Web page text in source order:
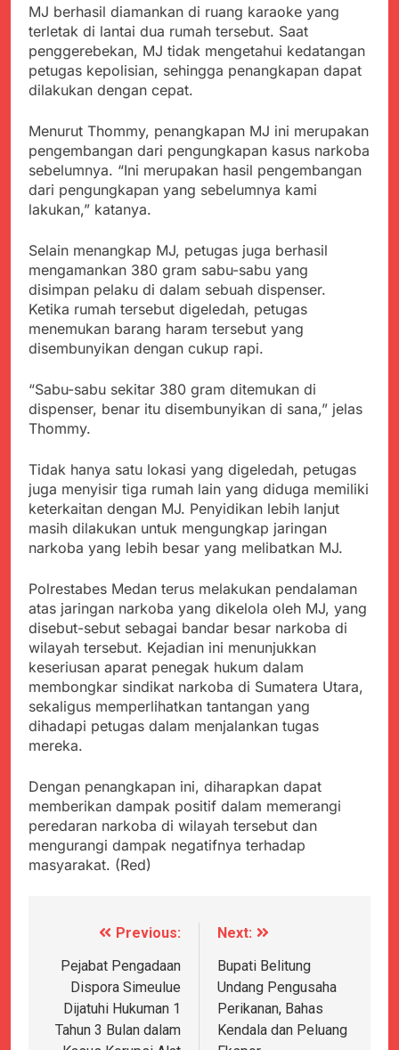
Koordinasikan dan
Berangkatkan Empat
Korban Kebakaran KMP
Mutiara Sentosa 2 ke
Posko Pusat Tg. Perak
Surabaya
Agustus 5, 2026
SMA Negeri Nyalindung
Sukabumi Diduga
Lakukan Pungutan
melalui Komite Sekolah,
Bertentangan dengan
Edaran Disdik Jabar
Agustus 4, 2026
Bantah Isu Mogok
Nasional TKBM: “Belum
Ada Keputusan Resmi”
Agustus 3, 2026
Menjelajahi Potensi
Alam dan Kehangatan
Gotong Royong di
Agustus 3, 2026
Ditemukan, Polisi
Pastikan Penanganan
Berjalan Sesuai
Prosedur
Agustus 3, 2026
Kapolresta Sumenep
Sambut Kedatangan
Korban Evakuasi KM
Mutiara Sentosa 2 di
Pelabuhan Kalianget
Agustus 3, 2026
Bukti Transfer dan Janji
Bertemu di Jalan
Kedekatan Kepala KUA
Pabuaran dengan Istri
Warga Mengemuka
Sekdis Pendidikan Buka
Rakor Dewan
Langsung Turun
Lapangan Temui Warga
Desa Paseraman yang
Lumpuh dan Hidup
Sebatang Kara
Agustus 3, 2026
Poktan Kadupugur
Laksanakan Program
Oplah Non Rawa dan
PJIT 2026, Dukung
bagi Petani
Agustus 2, 2026
MJ berhasil diamankan di ruang karaoke yang
terletak di lantai dua rumah tersebut. Saat
penggerebekan, MJ tidak mengetahui kedatangan
petugas kepolisian, sehingga penangkapan dapat
dilakukan dengan cepat.
Menurut Thommy, penangkapan MJ ini merupakan
pengembangan dari pengungkapan kasus narkoba
sebelumnya. “Ini merupakan hasil pengembangan
dari pengungkapan yang sebelumnya kami
lakukan,” katanya.
Selain menangkap MJ, petugas juga berhasil
mengamankan 380 gram sabu-sabu yang
disimpan pelaku di dalam sebuah dispenser.
Ketika rumah tersebut digeledah, petugas
menemukan barang haram tersebut yang
disembunyikan dengan cukup rapi.
“Sabu-sabu sekitar 380 gram ditemukan di
dispenser, benar itu disembunyikan di sana,” jelas
Thommy.
Tidak hanya satu lokasi yang digeledah, petugas
juga menyisir tiga rumah lain yang diduga memiliki
keterkaitan dengan MJ. Penyidikan lebih lanjut
masih dilakukan untuk mengungkap jaringan
narkoba yang lebih besar yang melibatkan MJ.
Polrestabes Medan terus melakukan pendalaman
atas jaringan narkoba yang dikelola oleh MJ, yang
disebut-sebut sebagai bandar besar narkoba di
wilayah tersebut. Kejadian ini menunjukkan
keseriusan aparat penegak hukum dalam
membongkar sindikat narkoba di Sumatera Utara,
sekaligus memperlihatkan tantangan yang
dihadapi petugas dalam menjalankan tugas
mereka.
Dengan penangkapan ini, diharapkan dapat
memberikan dampak positif dalam memerangi
peredaran narkoba di wilayah tersebut dan
mengurangi dampak negatifnya terhadap
masyarakat. (Red)
Navigasi
pos
Previous:
Pejabat Pengadaan
Dispora Simeulue
Dijatuhi Hukuman 1
Tahun 3 Bulan dalam
Next:
Bupati Belitung
Undang Pengusaha
Perikanan, Bahas
Kendala dan Peluang